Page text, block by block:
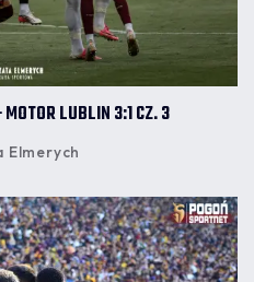
LUBLIN 3:1 CZ. 3
Elmerych